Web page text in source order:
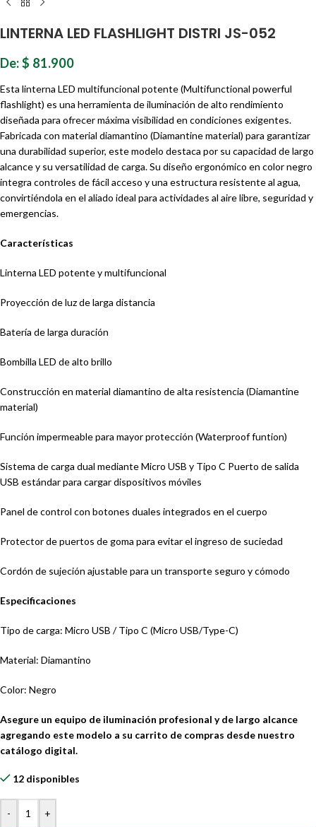
LINTERNA LED FLASHLIGHT DISTRI JS-052
De:$ 81.900
Esta linterna LED multifuncional potente (Multifunctional powerful
flashlight) es una herramienta de iluminación de alto rendimiento
diseñada para ofrecer máxima visibilidad en condiciones exigentes.
Fabricada con material diamantino (Diamantine material) para garantizar
una durabilidad superior, este modelo destaca por su capacidad de largo
alcance y su versatilidad de carga. Su diseño ergonómico en color negro
integra controles de fácil acceso y una estructura resistente al agua,
convirtiéndola en el aliado ideal para actividades al aire libre, seguridad y
emergencias.
Características
Linterna LED potente y multifuncional
Proyección de luz de larga distancia
Batería de larga duración
Bombilla LED de alto brillo
Construcción en material diamantino de alta resistencia (Diamantine
material)
Función impermeable para mayor protección (Waterproof funtion)
Sistema de carga dual mediante Micro USB y Tipo C Puerto de salida
USB estándar para cargar dispositivos móviles
Panel de control con botones duales integrados en el cuerpo
Protector de puertos de goma para evitar el ingreso de suciedad
Cordón de sujeción ajustable para un transporte seguro y cómodo
Especificaciones
Tipo de carga: Micro USB / Tipo C (Micro USB/Type-C)
Material: Diamantino
Color: Negro
Asegure un equipo de iluminación profesional y de largo alcance
agregando este modelo a su carrito de compras desde nuestro
catálogo digital.
12 disponibles
- +